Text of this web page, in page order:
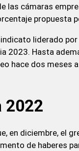
las cámaras
propuesta
liderado
2023. Hasta
hace dos meses
2022
en diciembre, el
de haberes